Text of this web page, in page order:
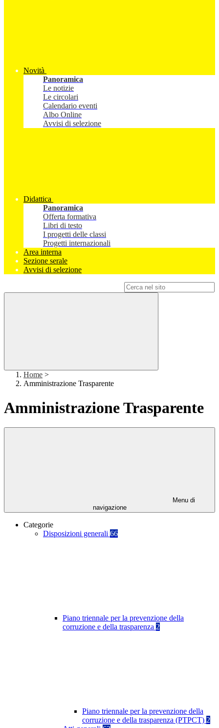
Novità
Panoramica
Le notizie
Le circolari
Calendario eventi
Albo Online
Avvisi di selezione
Didattica
Panoramica
Offerta formativa
Libri di testo
I progetti delle classi
Progetti internazionali
Area interna
Sezione serale
Avvisi di selezione
Home >
Amministrazione Trasparente
Amministrazione Trasparente
Menu di
navigazione
Categorie
Disposizioni generali 66
Piano triennale per la prevenzione della
corruzione e della trasparenza 2
Piano triennale per la prevenzione della
corruzione e della trasparenza (PTPCT) 2